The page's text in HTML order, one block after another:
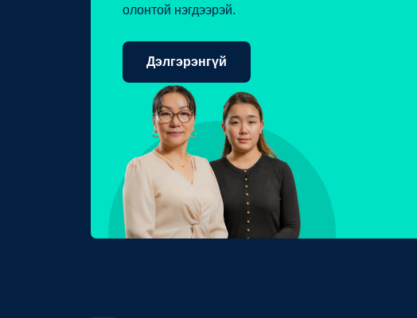
олонтой нэгдээрэй.
Дэлгэрэнгүй